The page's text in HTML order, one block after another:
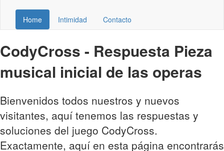
Home Intimidad Contacto
CodyCross - Respuesta Pieza
musical inicial de las operas
Bienvenidos todos nuestros y nuevos
visitantes, aquí tenemos las respuestas y
soluciones del juego CodyCross.
Exactamente, aquí en esta página encontrarás